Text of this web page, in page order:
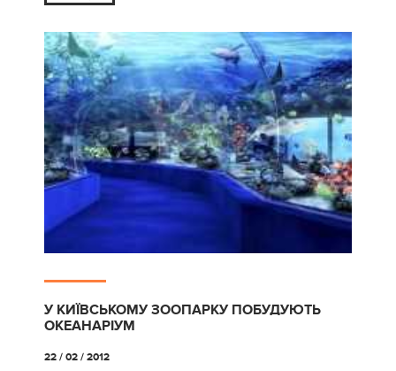
У КИЇВСЬКОМУ ЗООПАРКУ ПОБУДУЮТЬ
ОКЕАНАРІУМ
22 / 02 / 2012